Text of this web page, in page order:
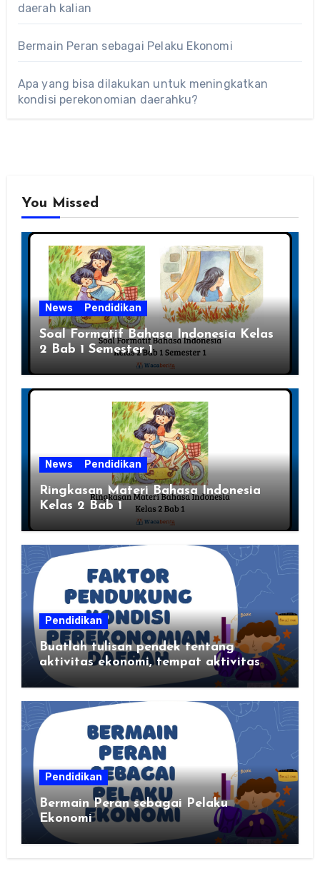
daerah kalian
Bermain Peran sebagai Pelaku Ekonomi
Apa yang bisa dilakukan untuk meningkatkan
kondisi perekonomian daerahku?
You Missed
News Pendidikan
Soal Formatif Bahasa Indonesia Kelas
2 Bab 1 Semester 1
News Pendidikan
Ringkasan Materi Bahasa Indonesia
Kelas 2 Bab 1
Pendidikan
Buatlah tulisan pendek tentang
aktivitas ekonomi, tempat aktivitas
ekonomi, dan hasil produksi daerah
kalian
Pendidikan
Bermain Peran sebagai Pelaku
Ekonomi